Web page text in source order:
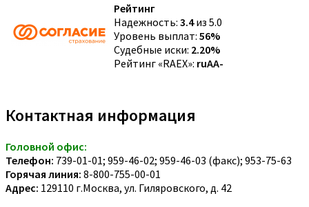
Рейтинг
Надежность: 3.4из 5.0
Уровень выплат: 56%
Судебные иски: 2.20%
Рейтинг «RAEX»: ruAA-
Контактная информация
Головной офис:
Телефон: 739-01-01; 959-46-02; 959-46-03 (факс); 953-75-63
Горячая линия: 8-800-755-00-01
Адрес: 129110 г.Москва, ул. Гиляровского, д. 42